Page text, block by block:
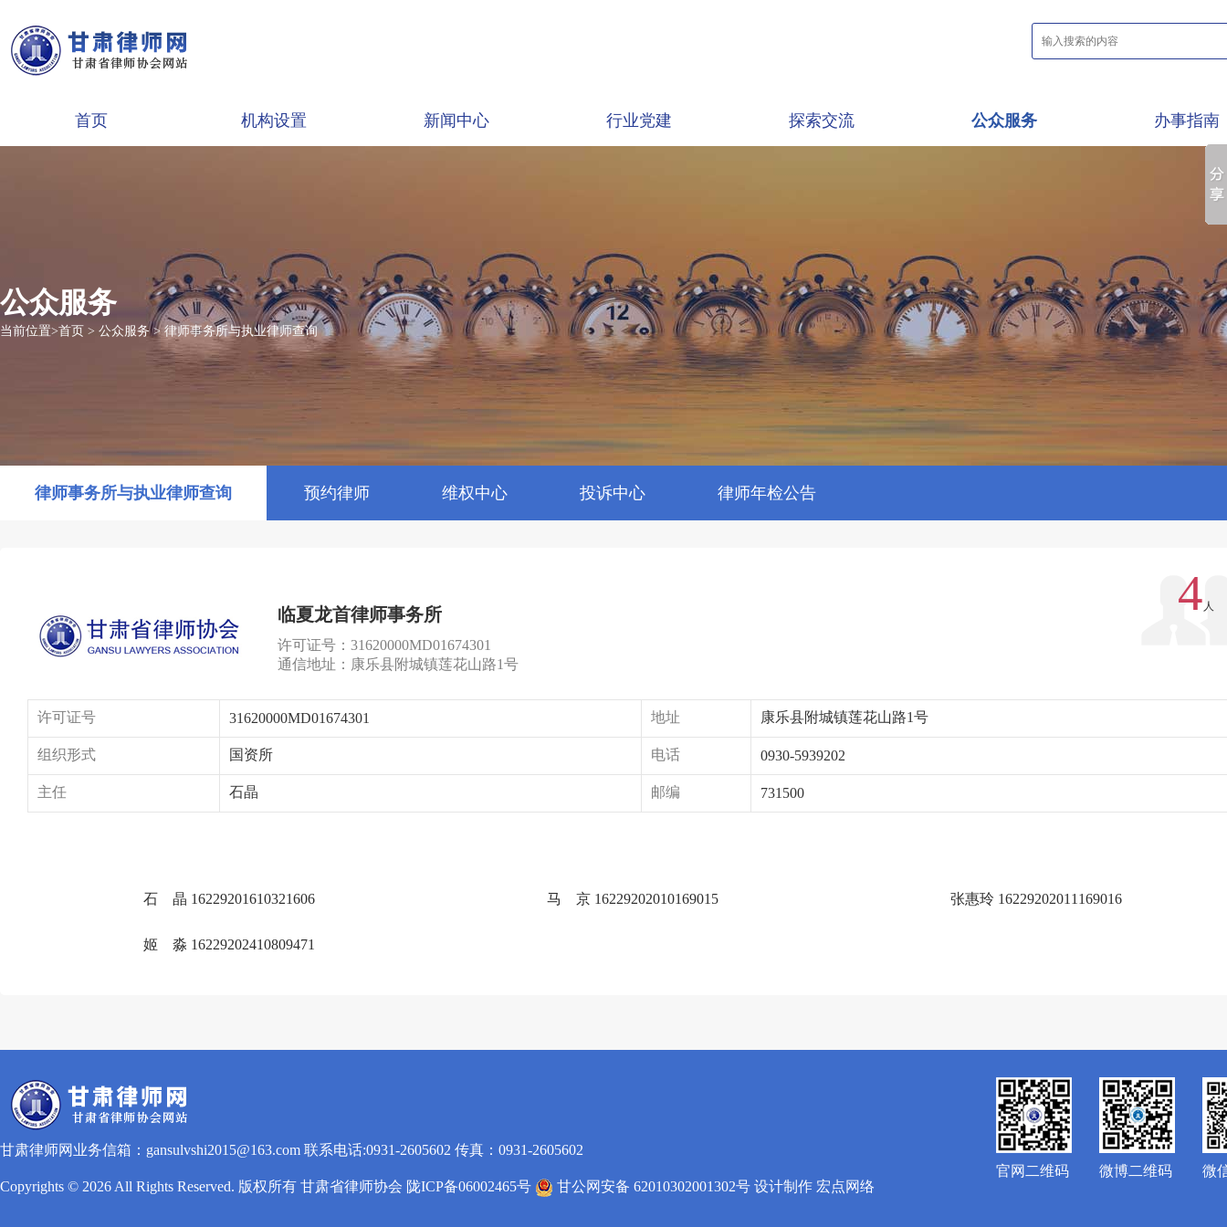
首页 机构设置 新闻中心 行业党建 探索交流 公众服务 办事指南
公众服务
当前位置>首页 > 公众服务> 律师事务所与执业律师查询
律师事务所与执业律师查询 预约律师 维权中心 投诉中心 律师年检公告
临夏龙首律师事务所
许可证号：31620000MD01674301
通信地址：康乐县附城镇莲花山路1号
4 人
许可证号 31620000MD01674301 地址 康乐县附城镇莲花山路1号
组织形式 国资所 电话 0930-5939202
主任 石晶 邮编 731500
石 晶 16229201610321606 马 京 16229202010169015 张惠玲 16229202011169016
姬 淼 16229202410809471
甘肃律师网业务信箱：gansulvshi2015@163.com 联系电话:0931-2605602 传真：0931-2605602
Copyrights © 2026 All Rights Reserved. 版权所有 甘肃省律师协会 陇ICP备06002465号 甘公网安备 62010302001302号 设计制作 宏点网络
官网二维码 微博二维码 微